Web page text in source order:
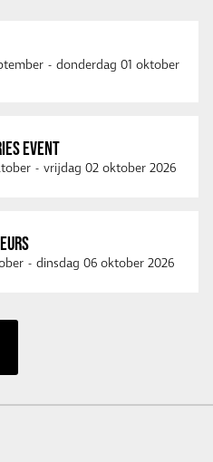
- donderdag 01 oktober
EVENT
- vrijdag 02 oktober 2026
- dinsdag 06 oktober 2026